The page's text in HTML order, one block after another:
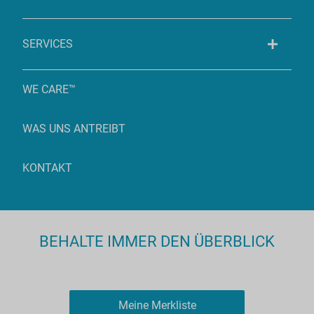
SERVICES
WE CARE™
WAS UNS ANTREIBT
KONTAKT
BEHALTE IMMER DEN ÜBERBLICK
Meine Merkliste